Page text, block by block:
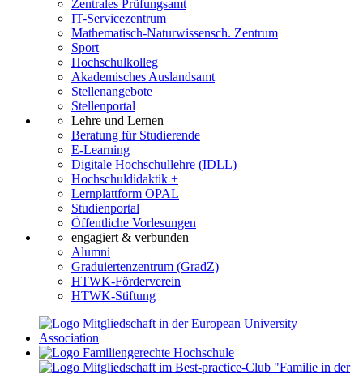
Zentrales Prüfungsamt
IT-Servicezentrum
Mathematisch-Naturwissensch. Zentrum
Sport
Hochschulkolleg
Akademisches Auslandsamt
Stellenangebote
Stellenportal
Lehre und Lernen
Beratung für Studierende
E-Learning
Digitale Hochschullehre (IDLL)
Hochschuldidaktik +
Lernplattform OPAL
Studienportal
Öffentliche Vorlesungen
engagiert & verbunden
Alumni
Graduiertenzentrum (GradZ)
HTWK-Förderverein
HTWK-Stiftung